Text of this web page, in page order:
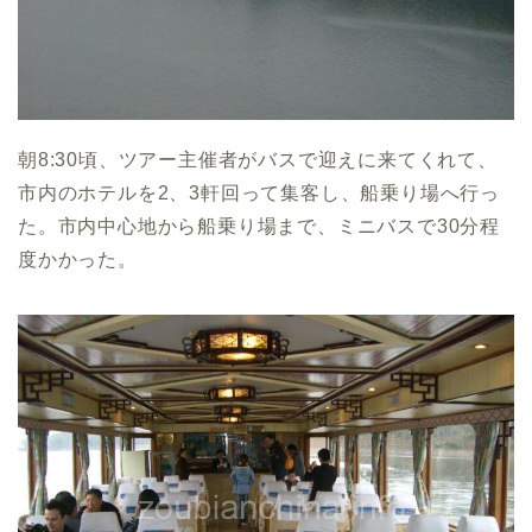
朝8:30頃、ツアー主催者がバスで迎えに来てくれて、
市内のホテルを2、3軒回って集客し、船乗り場へ行っ
た。市内中心地から船乗り場まで、ミニバスで30分程
度かかった。